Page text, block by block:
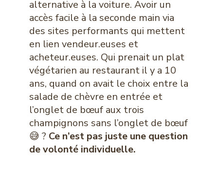
alternative à la voiture. Avoir un
accès facile à la seconde main via
des sites performants qui mettent
en lien vendeur.euses et
acheteur.euses. Qui prenait un plat
végétarien au restaurant il y a 10
ans, quand on avait le choix entre la
salade de chèvre en entrée et
l’onglet de bœuf aux trois
champignons sans l’onglet de bœuf
😅 ? Ce n’est pas juste une question
de volonté individuelle.